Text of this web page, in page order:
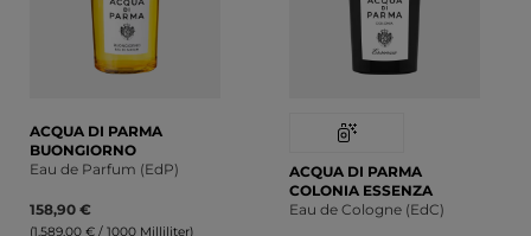
ACQUA DI PARMA
BUONGIORNO
Eau de Parfum (EdP)
158,90 €
(1.589,00 € / 1000 Milliliter)
ACQUA DI PARMA
COLONIA ESSENZA
Eau de Cologne (EdC)